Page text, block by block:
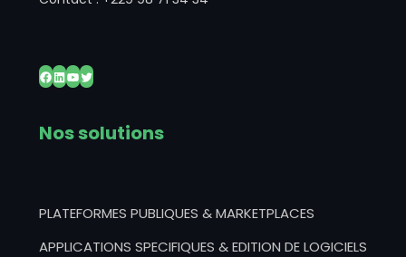
Facebook
LinkedIn
YouTube
Twitter
Nos solutions
PLATEFORMES PUBLIQUES & MARKETPLACES
APPLICATIONS SPECIFIQUES & EDITION DE LOGICIELS